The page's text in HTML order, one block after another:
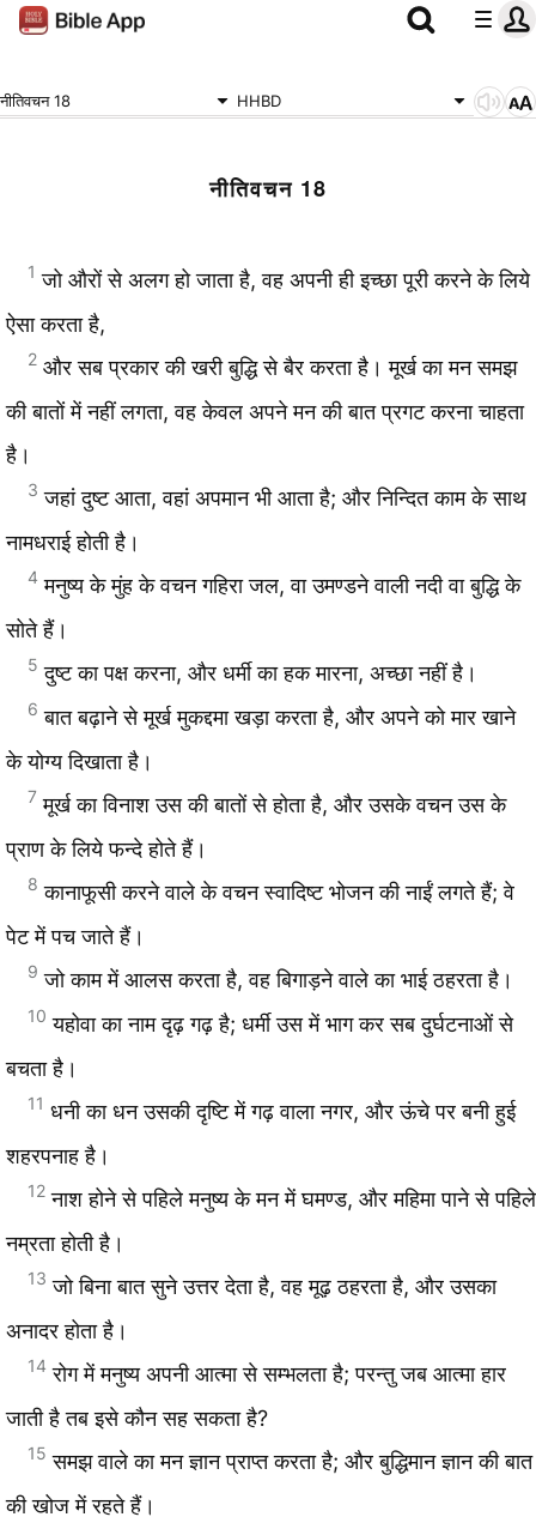
नीतिवचन 18 HHBD
नीतिवचन 18
1 जो औरों से अलग हो जाता है, वह अपनी ही इच्छा पूरी करने के लिये
ऐसा करता है,
2 और सब प्रकार की खरी बुद्धि से बैर करता है। मूर्ख का मन समझ
की बातों में नहीं लगता, वह केवल अपने मन की बात प्रगट करना चाहता
है।
3 जहां दुष्ट आता, वहां अपमान भी आता है; और निन्दित काम के साथ
नामधराई होती है।
4 मनुष्य के मुंह के वचन गहिरा जल, वा उमण्डने वाली नदी वा बुद्धि के
सोते हैं।
5 दुष्ट का पक्ष करना, और धर्मी का हक मारना, अच्छा नहीं है।
6 बात बढ़ाने से मूर्ख मुकद्दमा खड़ा करता है, और अपने को मार खाने
के योग्य दिखाता है।
7 मूर्ख का विनाश उस की बातों से होता है, और उसके वचन उस के
प्राण के लिये फन्दे होते हैं।
8 कानाफूसी करने वाले के वचन स्वादिष्ट भोजन की नाईं लगते हैं; वे
पेट में पच जाते हैं।
9 जो काम में आलस करता है, वह बिगाड़ने वाले का भाई ठहरता है।
10 यहोवा का नाम दृढ़ गढ़ है; धर्मी उस में भाग कर सब दुर्घटनाओं से
बचता है।
11 धनी का धन उसकी दृष्टि में गढ़ वाला नगर, और ऊंचे पर बनी हुई
शहरपनाह है।
12 नाश होने से पहिले मनुष्य के मन में घमण्ड, और महिमा पाने से पहिले
नम्रता होती है।
13 जो बिना बात सुने उत्तर देता है, वह मूढ़ ठहरता है, और उसका
अनादर होता है।
14 रोग में मनुष्य अपनी आत्मा से सम्भलता है; परन्तु जब आत्मा हार
जाती है तब इसे कौन सह सकता है?
15 समझ वाले का मन ज्ञान प्राप्त करता है; और बुद्धिमान ज्ञान की बात
की खोज में रहते हैं।